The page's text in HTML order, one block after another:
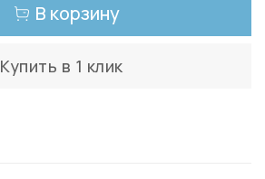
В корзину
Купить в 1 клик